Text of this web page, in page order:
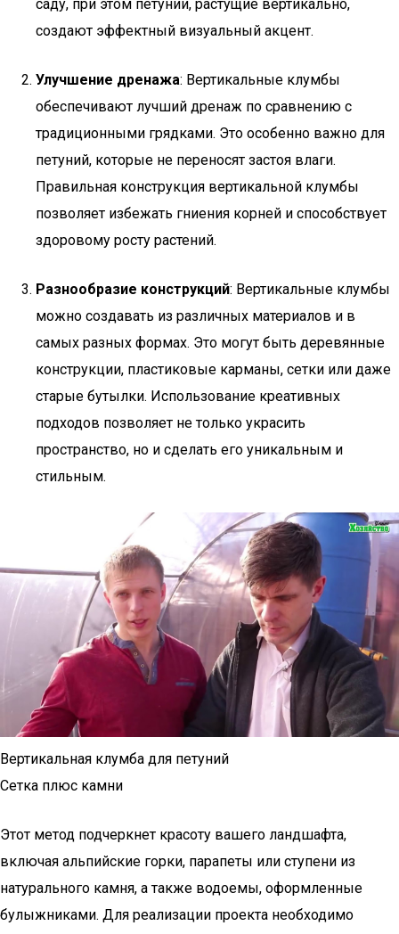
саду, при этом петунии, растущие вертикально,
создают эффектный визуальный акцент.
Улучшение дренажа: Вертикальные клумбы
обеспечивают лучший дренаж по сравнению с
традиционными грядками. Это особенно важно для
петуний, которые не переносят застоя влаги.
Правильная конструкция вертикальной клумбы
позволяет избежать гниения корней и способствует
здоровому росту растений.
Разнообразие конструкций: Вертикальные клумбы
можно создавать из различных материалов и в
самых разных формах. Это могут быть деревянные
конструкции, пластиковые карманы, сетки или даже
старые бутылки. Использование креативных
подходов позволяет не только украсить
пространство, но и сделать его уникальным и
стильным.
Вертикальная клумба для петуний
Сетка плюс камни
Этот метод подчеркнет красоту вашего ландшафта,
включая альпийские горки, парапеты или ступени из
натурального камня, а также водоемы, оформленные
булыжниками. Для реализации проекта необходимо